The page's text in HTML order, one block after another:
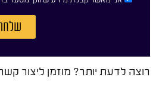
רוצה לדעת יותר? מוזמן ליצור